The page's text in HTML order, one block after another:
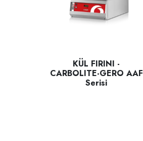
KÜL FIRINI -
CARBOLITE-GERO AAF
Serisi